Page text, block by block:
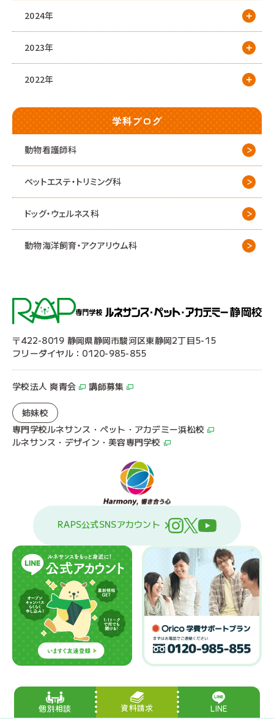
2024年
2023年
2022年
学科ブログ
動物看護師科
ペットエステ・トリミング科
ドッグ・ウェルネス科
動物海洋飼育・アクアリウム科
〒422-8019 静岡県静岡市駿河区東静岡2丁目5-15
フリーダイヤル：0120-985-855
学校法人 爽青会 講師募集
姉妹校
専門学校ルネサンス・ペット・アカデミー浜松校
ルネサンス・デザイン・美容専門学校
RAPS公式SNSアカウント
個別相談 資料請求 LINE